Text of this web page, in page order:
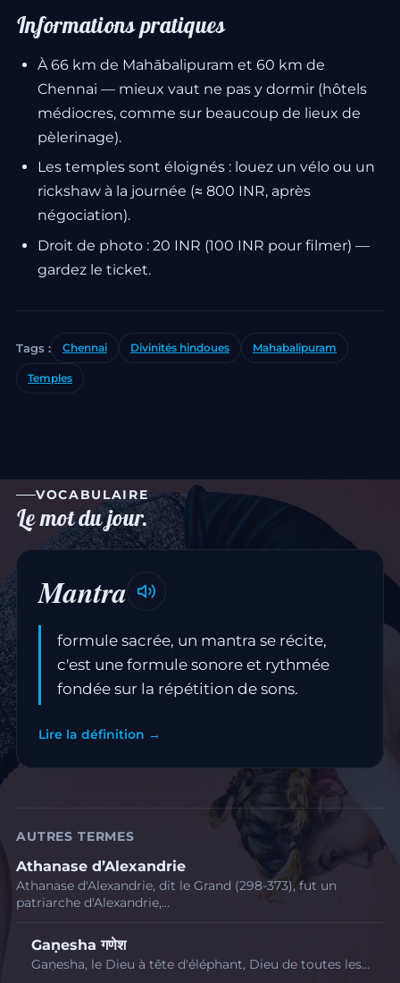
Informations pratiques
À 66 km de Mahābalipuram et 60 km de
Chennai — mieux vaut ne pas y dormir (hôtels
médiocres, comme sur beaucoup de lieux de
pèlerinage).
Les temples sont éloignés : louez un vélo ou un
rickshaw à la journée (≈ 800 INR, après
négociation).
Droit de photo : 20 INR (100 INR pour filmer) —
gardez le ticket.
Tags : Chennai Divinités hindoues Mahabalipuram
Temples
VOCABULAIRE
Le mot du jour.
Mantra
formule sacrée, un mantra se récite,
c'est une formule sonore et rythmée
fondée sur la répétition de sons.
Lire la définition →
AUTRES TERMES
Athanase d’Alexandrie
Athanase d'Alexandrie, dit le Grand (298-373), fut un
patriarche d'Alexandrie,…
Gaṇesha गणेश
Gaṇesha, le Dieu à tête d'éléphant, Dieu de toutes les…